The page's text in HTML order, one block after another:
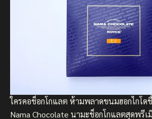
ใครคอช็อกโกแลต ห้ามพลาดขนมฮอกไกโดชื่
Nama Chocolate นามะช็อกโกแลตสุดพรี